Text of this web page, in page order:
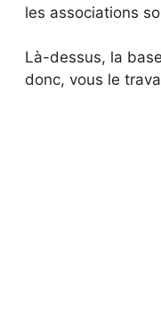
les associations
Là-dessus, la
donc, vous le